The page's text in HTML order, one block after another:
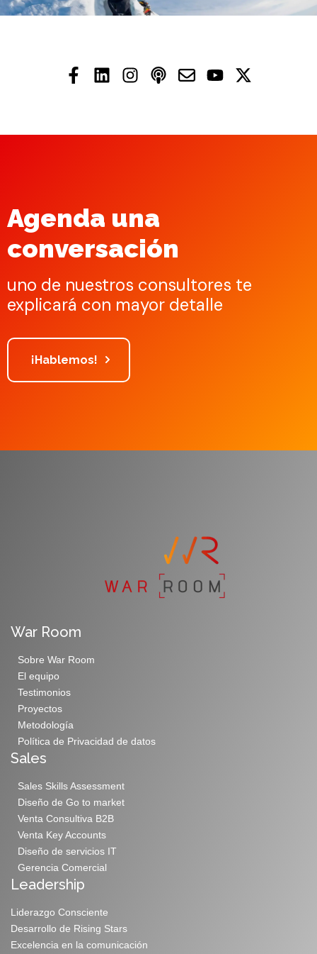
Agenda una
conversación
uno de nuestros consultores te
explicará con mayor detalle
¡Hablemos!
War Room
Sobre War Room
El equipo
Testimonios
Proyectos
Metodología
Política de Privacidad de datos
Sales
Sales Skills Assessment
Diseño de Go to market
Venta Consultiva B2B
Venta Key Accounts
Diseño de servicios IT
Gerencia Comercial
Leadership
Liderazgo Consciente
Desarrollo de Rising Stars
Excelencia en la comunicación